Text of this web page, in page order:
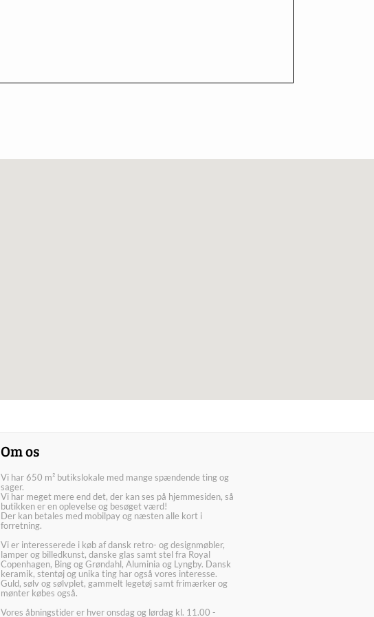
Om os
Vi har 650 m² butikslokale med mange spændende ting og
sager.
Vi har meget mere end det, der kan ses på hjemmesiden, så
butikken er en oplevelse og besøget værd!
Der kan betales med mobilpay og næsten alle kort i
forretning.
Vi er interesserede i køb af dansk retro- og designmøbler,
lamper og billedkunst, danske glas samt stel fra Royal
Copenhagen, Bing og Grøndahl, Aluminia og Lyngby. Dansk
keramik, stentøj og unika ting har også vores interesse.
Guld, sølv og sølvplet, gammelt legetøj samt frimærker og
mønter købes også.
Vores åbningstider er hver onsdag og lørdag kl. 11.00 -